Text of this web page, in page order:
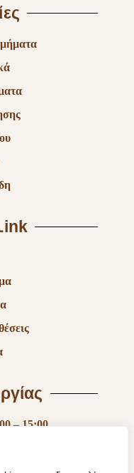
– 15:00
17:30-21:00